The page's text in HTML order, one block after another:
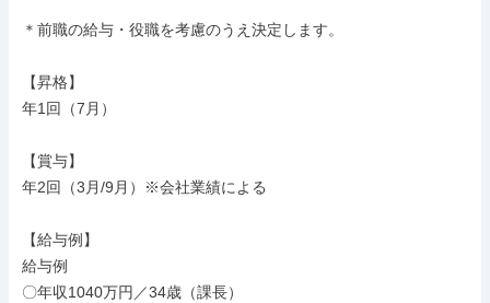
＊前職の給与・役職を考慮のうえ決定します。
【昇格】
年1回（7月）
【賞与】
年2回（3月/9月）※会社業績による
【給与例】
給与例
〇年収1040万円／34歳（課長）